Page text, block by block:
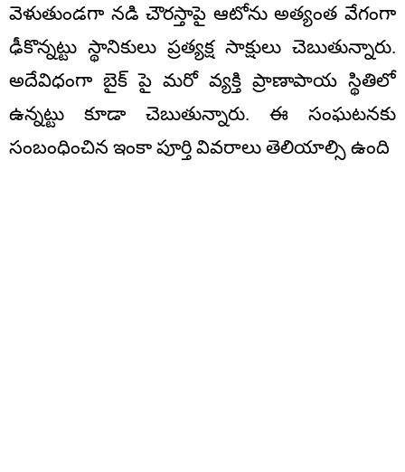
వెళుతుండగా నడి చౌరస్తాపై ఆటోను అత్యంత వేగంగా
ఢీకొన్నట్టు స్థానికులు ప్రత్యక్ష సాక్షులు చెబుతున్నారు.
అదేవిధంగా బైక్ పై మరో వ్యక్తి ప్రాణాపాయ స్థితిలో
ఉన్నట్టు కూడా చెబుతున్నారు. ఈ సంఘటనకు
సంబంధించిన ఇంకా పూర్తి వివరాలు తెలియాల్సి ఉంది